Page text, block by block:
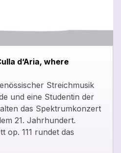
d‘Aria, where
Streichmusik
und eine Studentin der
das Spektrumkonzert
21. Jahrhundert.
op. 111 rundet das